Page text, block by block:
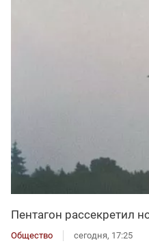
Пентагон рассекретил
Общество сегодня, 17:25